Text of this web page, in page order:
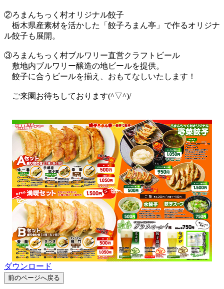
②ろまんちっく村オリジナル餃子
栃木県産素材を活かした「餃子ろまん亭」で作るオリジナ
ル餃子も展開。
③ろまんちっく村ブルワリー直営クラフトビール
敷地内ブルワリー醸造の地ビールを提供。
餃子に合うビールを揃え、おもてなしいたします！
ご来園お待ちしております(^▽^)/
ダウンロード
前のページへ戻る